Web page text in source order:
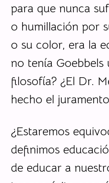
para que nunca
o humillación por
o su color, era la
no tenía
filosofía? ¿El Dr.
hecho el
¿Estaremos
definimos
de educar a